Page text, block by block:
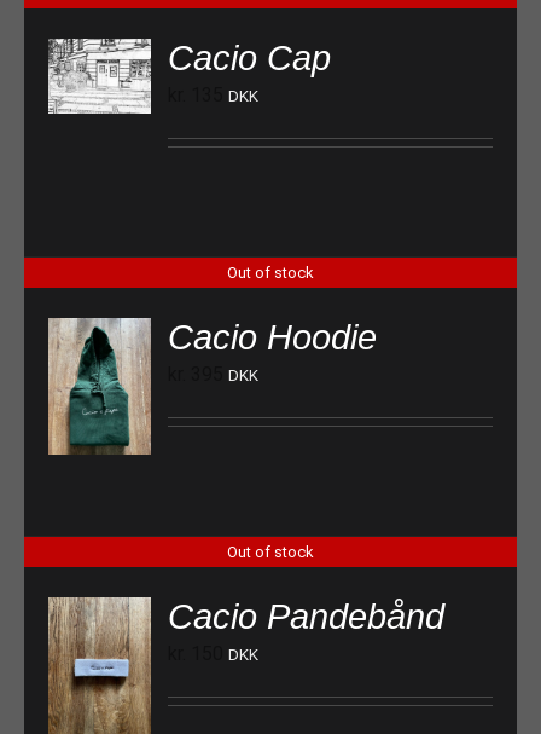
Cacio Cap
DKK
Out of stock
Cacio Hoodie
DKK
Out of stock
Cacio Pandebånd
DKK